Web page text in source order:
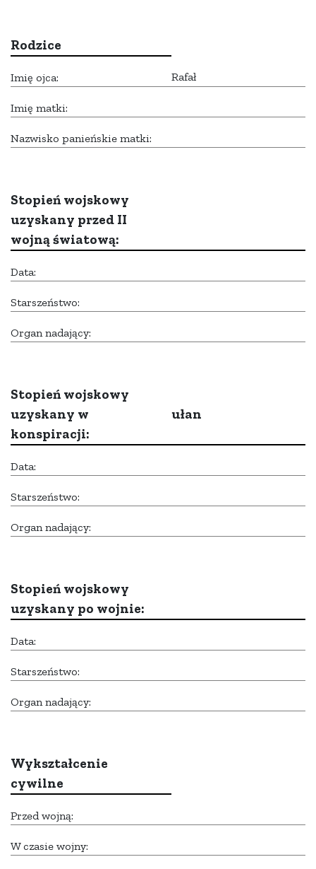
Rodzice
Imię ojca: Rafał
Imię matki:
Nazwisko panieńskie matki:
Stopień wojskowy
uzyskany przed II
wojną światową:
Data:
Starszeństwo:
Organ nadający:
Stopień wojskowy
uzyskany w
konspiracji:
ułan
Data:
Starszeństwo:
Organ nadający:
Stopień wojskowy
uzyskany po wojnie:
Data:
Starszeństwo:
Organ nadający:
Wykształcenie
cywilne
Przed wojną:
W czasie wojny: